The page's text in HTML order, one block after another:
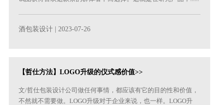
酒包装设计 | 2023-07-26
【哲仕方法】LOGO升级的仪式感价值>>
文/哲仕包装设计公司做任何事情，都应该有它的目的性和价值，
不然就不需要做。LOGO升级对于企业来说，也一样。LOGO升